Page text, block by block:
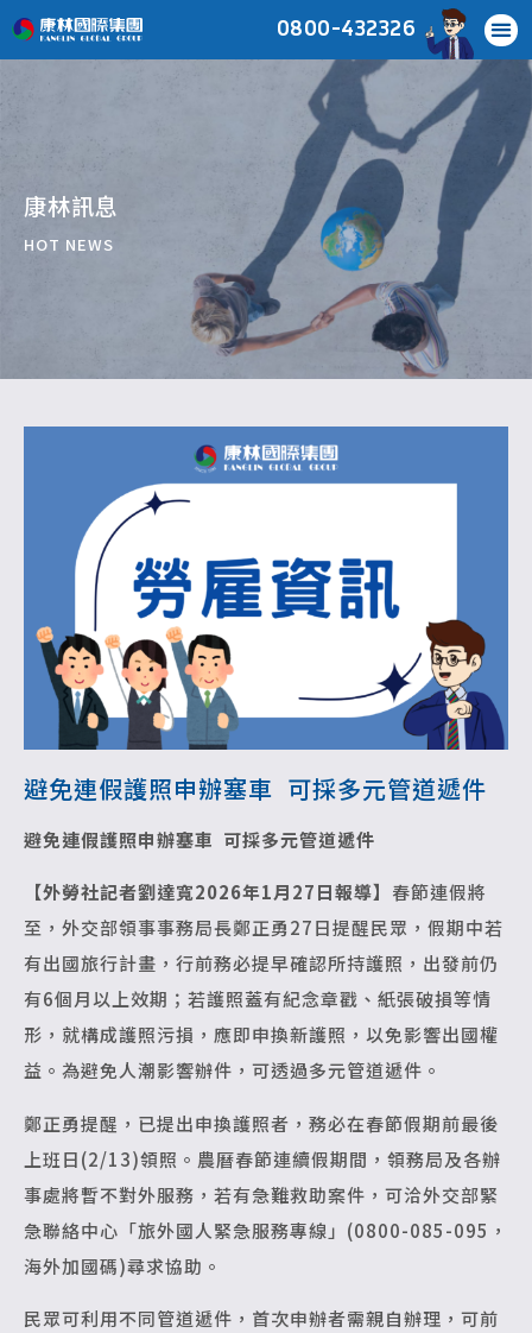
0800-432326
康林訊息
HOT NEWS
避免連假護照申辦塞車 可採多元管道遞件
避免連假護照申辦塞車 可採多元管道遞件
【外勞社記者劉達寬2026年1月27日報導】 春節連假將
至，外交部領事事務局長鄭正勇27日提醒民眾，假期中若
有出國旅行計畫，行前務必提早確認所持護照，出發前仍
有6個月以上效期；若護照蓋有紀念章戳、紙張破損等情
形，就構成護照污損，應即申換新護照，以免影響出國權
益。為避免人潮影響辦件，可透過多元管道遞件。
鄭正勇提醒，已提出申換護照者，務必在春節假期前最後
上班日(2/13)領照。農曆春節連續假期間，領務局及各辦
事處將暫不對外服務，若有急難救助案件，可洽外交部緊
急聯絡中心「旅外國人緊急服務專線」(0800-085-095，
海外加國碼)尋求協助。
民眾可利用不同管道遞件，首次申辦者需親自辦理，可前